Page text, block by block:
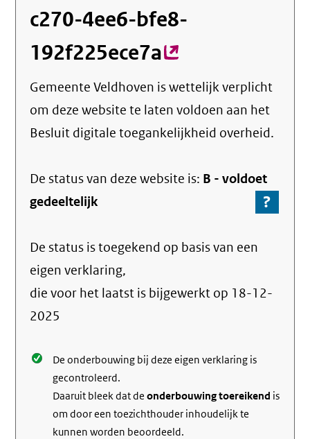
c270-4ee6-bfe8-
192f225ece7a(externe
link)
Gemeente Veldhoven is wettelijk verplicht
om deze website te laten voldoen aan het
Besluit digitale toegankelijkheid overheid.
De status van dezewebsite is: B -voldoet
gedeeltelijk
?
Ga
over
De status is toegekend op basis van een
eigen verklaring,
die voor het laatst is bijgewerkt op 18-12-
2025
De onderbouwing bij deze eigen verklaring is
gecontroleerd.
Daaruit bleek dat deonderbouwing toereikend is
om door een toezichthouder inhoudelijk te
kunnen worden beoordeeld.